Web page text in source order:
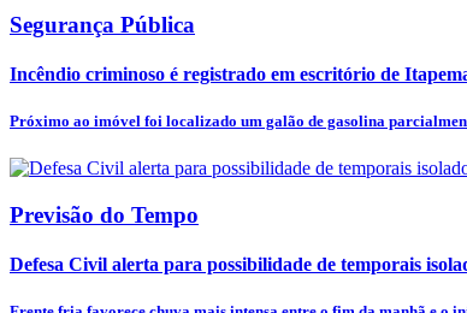
Segurança Pública
Incêndio criminoso é registrado em escritório de
Próximo ao imóvel foi localizado um galão de gasolina
Previsão do Tempo
Defesa Civil alerta para possibilidade de temporais